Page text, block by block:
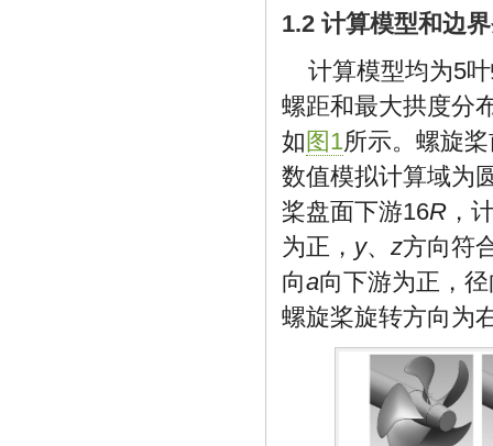
1.2 计算模型和边
计算模型均为5
螺距和最大拱度分
如 图1所示。螺旋
数值模拟计算域为
桨盘面下游16R ，
为正， y、 z方向符
向a向下游为正，
螺旋桨旋转方向为